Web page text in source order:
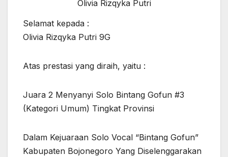
Olivia Rizqyka Putri
Selamat kepada :
Olivia Rizqyka Putri 9G
Atas prestasi yang diraih, yaitu :
Juara 2 Menyanyi Solo Bintang Gofun #3
(Kategori Umum) Tingkat Provinsi
Dalam Kejuaraan Solo Vocal “Bintang Gofun”
Kabupaten Bojonegoro Yang Diselenggarakan